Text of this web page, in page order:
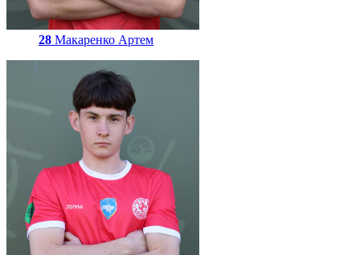
28 Макаренко Артем